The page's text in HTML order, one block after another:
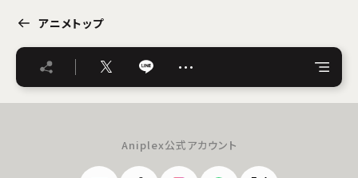
アニメトップ
…
Aniplex公式アカウント